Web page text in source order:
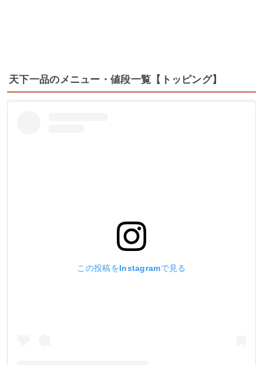
天下一品のメニュー・値段一覧【トッピング】
この投稿をInstagramで見る